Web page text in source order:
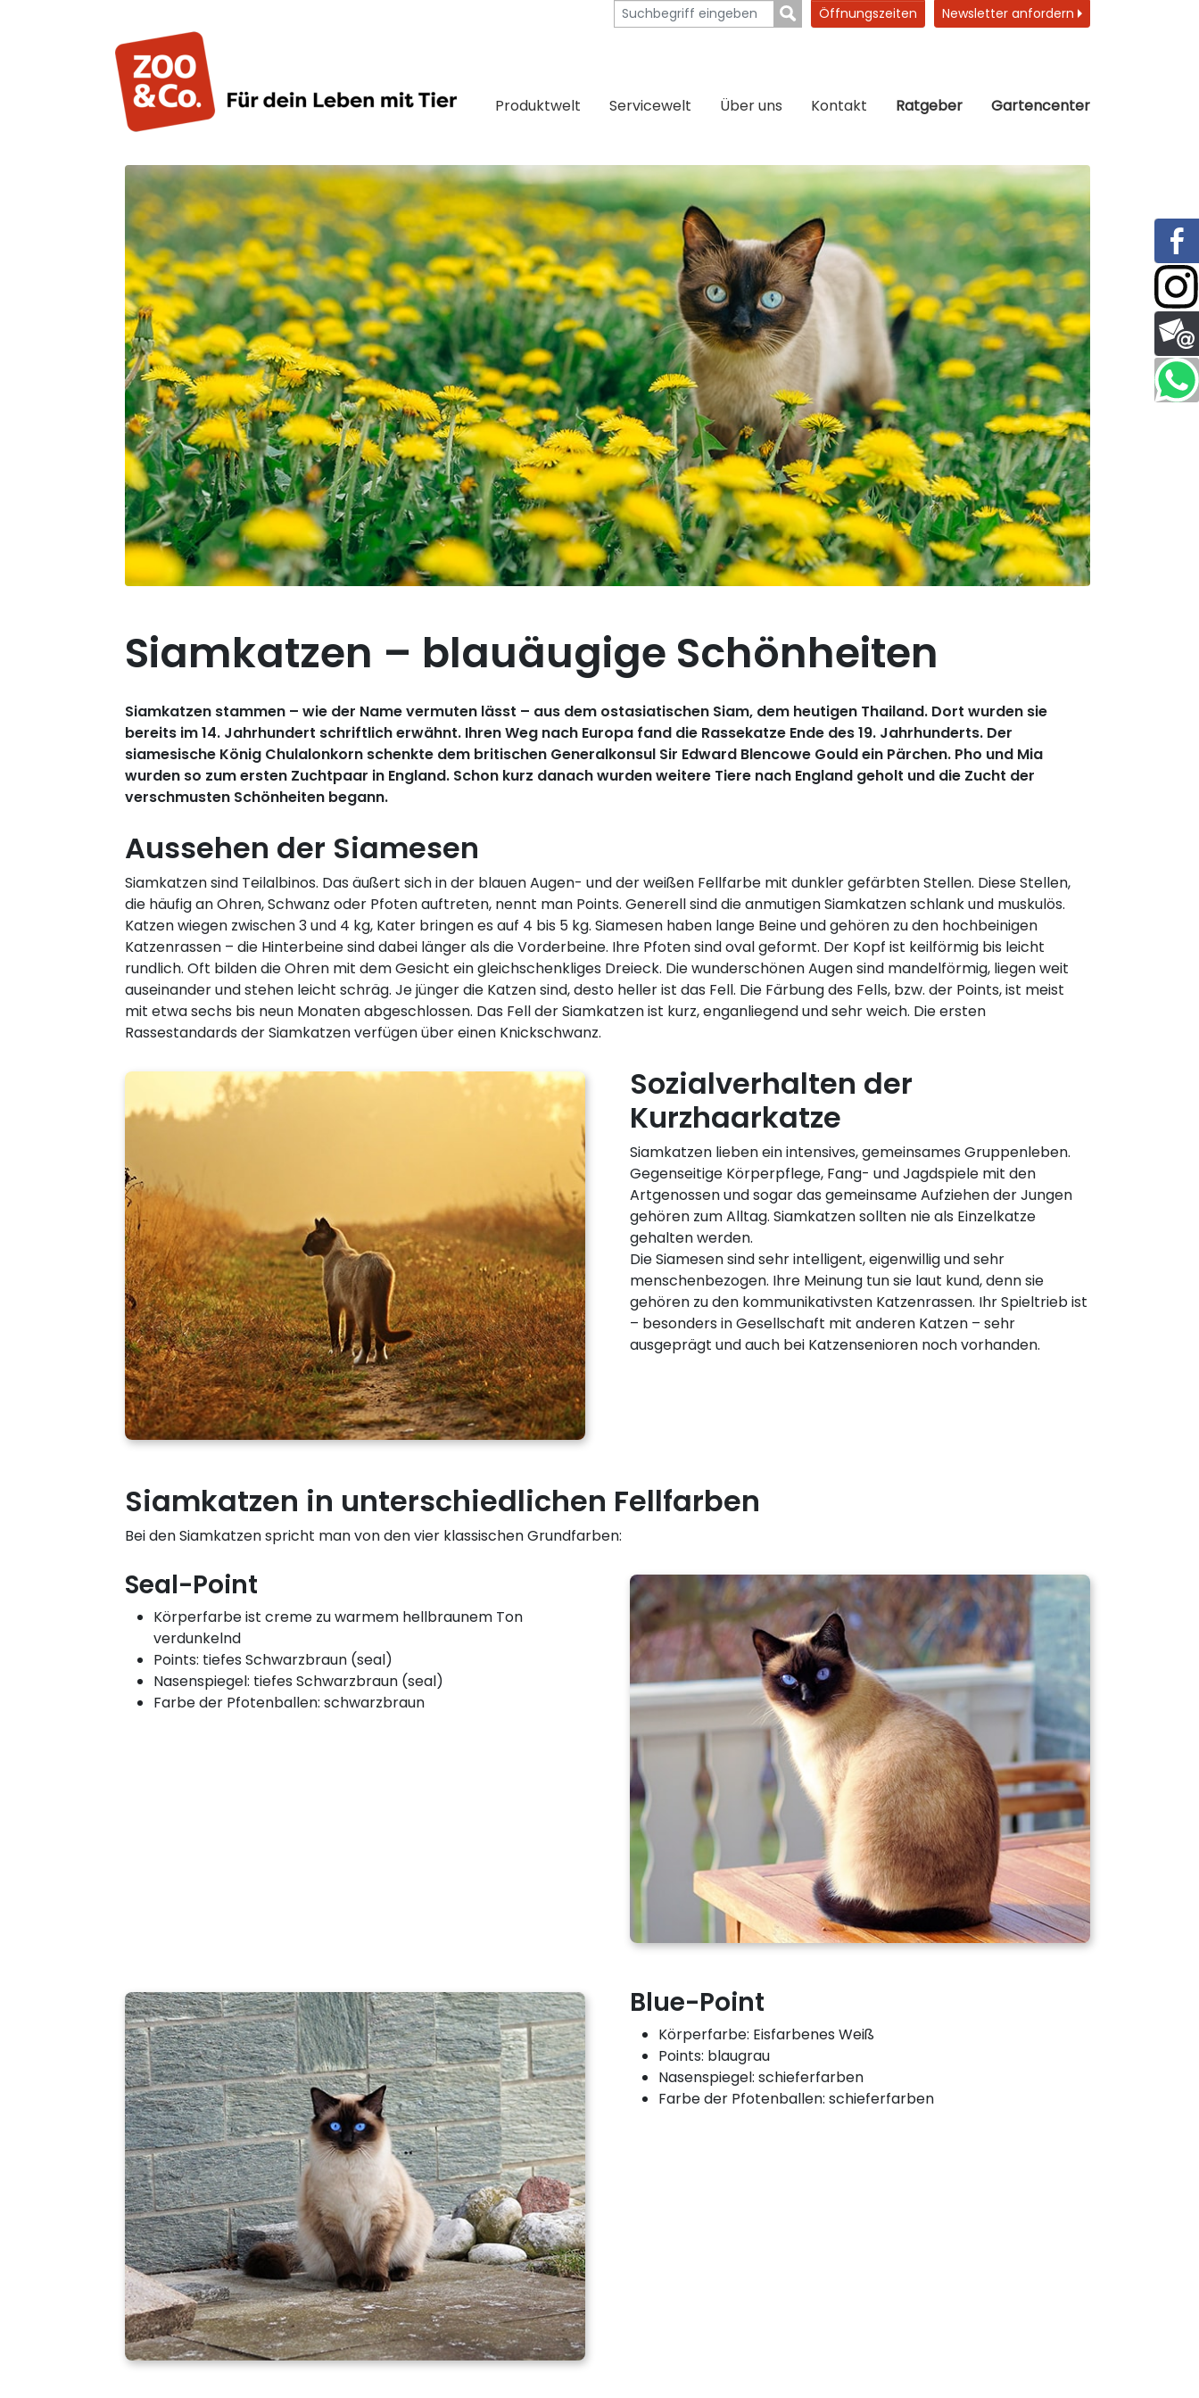
Öffnungszeiten Newsletter anfordern
Produktwelt Servicewelt Über uns Kontakt Ratgeber Gartencenter
Siamkatzen – blauäugige Schönheiten
Siamkatzen stammen – wie der Name vermuten lässt – aus dem ostasiatischen Siam, dem heutigen Thailand. Dort wurden sie
bereits im 14. Jahrhundert schriftlich erwähnt. Ihren Weg nach Europa fand die Rassekatze Ende des 19. Jahrhunderts. Der
siamesische König Chulalonkorn schenkte dem britischen Generalkonsul Sir Edward Blencowe Gould ein Pärchen. Pho und Mia
wurden so zum ersten Zuchtpaar in England. Schon kurz danach wurden weitere Tiere nach England geholt und die Zucht der
verschmusten Schönheiten begann.
Aussehen der Siamesen
Siamkatzen sind Teilalbinos. Das äußert sich in der blauen Augen- und der weißen Fellfarbe mit dunkler gefärbten Stellen. Diese Stellen,
die häufig an Ohren, Schwanz oder Pfoten auftreten, nennt man Points. Generell sind die anmutigen Siamkatzen schlank und muskulös.
Katzen wiegen zwischen 3 und 4 kg, Kater bringen es auf 4 bis 5 kg. Siamesen haben lange Beine und gehören zu den hochbeinigen
Katzenrassen – die Hinterbeine sind dabei länger als die Vorderbeine. Ihre Pfoten sind oval geformt. Der Kopf ist keilförmig bis leicht
rundlich. Oft bilden die Ohren mit dem Gesicht ein gleichschenkliges Dreieck. Die wunderschönen Augen sind mandelförmig, liegen weit
auseinander und stehen leicht schräg. Je jünger die Katzen sind, desto heller ist das Fell. Die Färbung des Fells, bzw. der Points, ist meist
mit etwa sechs bis neun Monaten abgeschlossen. Das Fell der Siamkatzen ist kurz, enganliegend und sehr weich. Die ersten
Rassestandards der Siamkatzen verfügen über einen Knickschwanz.
Sozialverhalten der
Kurzhaarkatze
Siamkatzen lieben ein intensives, gemeinsames Gruppenleben.
Gegenseitige Körperpflege, Fang- und Jagdspiele mit den
Artgenossen und sogar das gemeinsame Aufziehen der Jungen
gehören zum Alltag. Siamkatzen sollten nie als Einzelkatze
gehalten werden.
Die Siamesen sind sehr intelligent, eigenwillig und sehr
menschenbezogen. Ihre Meinung tun sie laut kund, denn sie
gehören zu den kommunikativsten Katzenrassen. Ihr Spieltrieb ist
– besonders in Gesellschaft mit anderen Katzen – sehr
ausgeprägt und auch bei Katzensenioren noch vorhanden.
Siamkatzen in unterschiedlichen Fellfarben
Bei den Siamkatzen spricht man von den vier klassischen Grundfarben:
Seal-Point
Körperfarbe ist creme zu warmem hellbraunem Ton
verdunkelnd
Points: tiefes Schwarzbraun (seal)
Nasenspiegel: tiefes Schwarzbraun (seal)
Farbe der Pfotenballen: schwarzbraun
Blue-Point
Körperfarbe: Eisfarbenes Weiß
Points: blaugrau
Nasenspiegel: schieferfarben
Farbe der Pfotenballen: schieferfarben